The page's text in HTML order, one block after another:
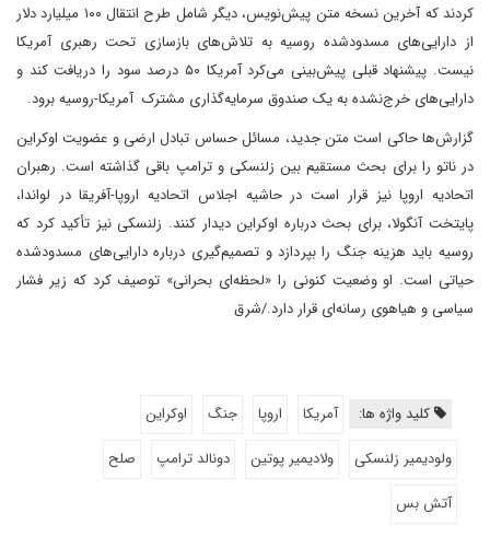
کردند که آخرین نسخه متن پیش‌نویس، دیگر شامل طرح انتقال ۱۰۰ میلیارد دلار
از دارایی‌های مسدودشده روسیه به تلاش‌های بازسازی تحت رهبری آمریکا
نیست. پیشنهاد قبلی پیش‌بینی می‌کرد آمریکا ۵۰ درصد سود را دریافت کند و
دارایی‌های خرج‌نشده به یک صندوق سرمایه‌گذاری مشترک آمریکا-روسیه برود.
گزارش‌ها حاکی است متن جدید، مسائل حساس تبادل ارضی و عضویت اوکراین
در ناتو را برای بحث مستقیم بین زلنسکی و ترامپ باقی گذاشته است. رهبران
اتحادیه اروپا نیز قرار است در حاشیه اجلاس اتحادیه اروپا-آفریقا در لواندا،
پایتخت آنگولا، برای بحث درباره اوکراین دیدار کنند. زلنسکی نیز تأکید کرد که
روسیه باید هزینه جنگ را بپردازد و تصمیم‌گیری درباره دارایی‌های مسدودشده
حیاتی است. او وضعیت کنونی را «لحظه‌ای بحرانی» توصیف کرد که زیر فشار
سیاسی و هیاهوی رسانه‌ای قرار دارد./شرق
کلید واژه ها: آمریکا اروپا جنگ
اوکراین
ولودیمیر زلنسکی
ولادیمیر پوتین دونالد ترامپ
صلح
آتش بس